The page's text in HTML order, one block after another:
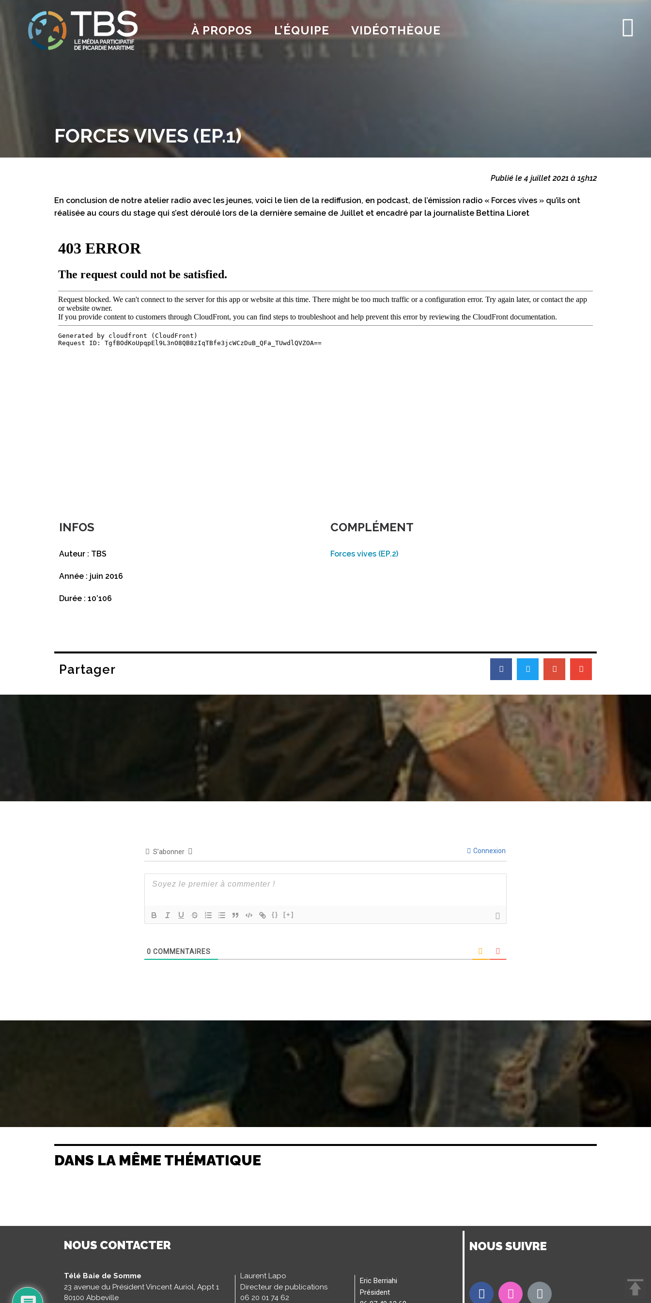
À PROPOS L’ÉQUIPE VIDÉOTHÈQUE
FORCES VIVES (EP.1)
Publié le 4 juillet 2021 à 15h12
En conclusion de notre atelier radio avec les jeunes, voici le lien de la rediffusion, en podcast, de l’émission radio « Forces vives » qu’ils ont
réalisée au cours du stage qui s’est déroulé lors de la dernière semaine de Juillet et encadré par la journaliste Bettina Lioret
INFOS
Auteur : TBS
Année : juin 2016
Durée : 10’106
COMPLÉMENT
Forces vives (EP.2)
Partager
S’abonner Connexion
{} [+]
0 COMMENTAIRES
DANS LA MÊME THÉMATIQUE
NOUS CONTACTER
Télé Baie de Somme
23 avenue du Président Vincent Auriol, Appt 1
80100 Abbeville
Laurent Lapo
Directeur de publications
06 20 01 74 62
Eric Berriahi
Président
NOUS SUIVRE